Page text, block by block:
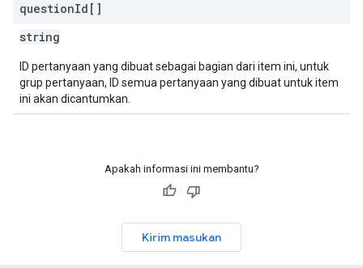
questionId[]
string
ID pertanyaan yang dibuat sebagai bagian dari item ini, untuk
grup pertanyaan, ID semua pertanyaan yang dibuat untuk item
ini akan dicantumkan.
Apakah informasi ini membantu?
Kirim masukan